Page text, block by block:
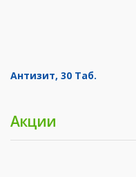
Антизит, 30 Таб.
Акции